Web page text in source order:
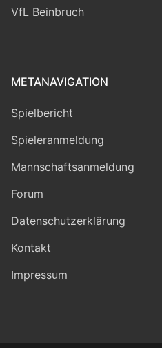
VfL Beinbruch
METANAVIGATION
Spielbericht
Spieleranmeldung
Mannschaftsanmeldung
Forum
Datenschutzerklärung
Kontakt
Impressum